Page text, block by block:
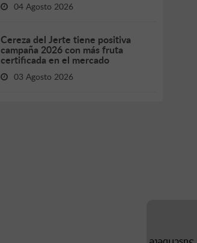
04 Agosto 2026
Cereza del Jerte tiene positiva
campaña 2026 con más fruta
certificada en el mercado
03 Agosto 2026